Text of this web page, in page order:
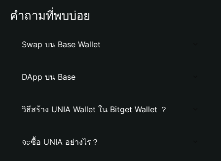
คำถามที่พบบ่อย
Swap บน Base Wallet
DApp บน Base
วิธีสร้าง UNIA Wallet ใน Bitget Wallet ？
จะซื้อ UNIA อย่างไร？